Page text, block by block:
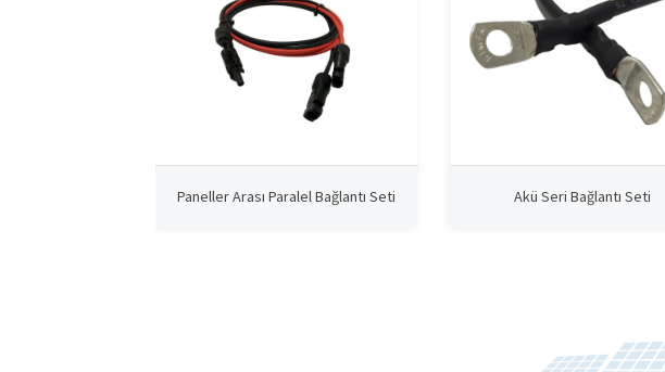
Paneller Arası Paralel Bağlantı Seti Akü Seri Bağlantı Seti